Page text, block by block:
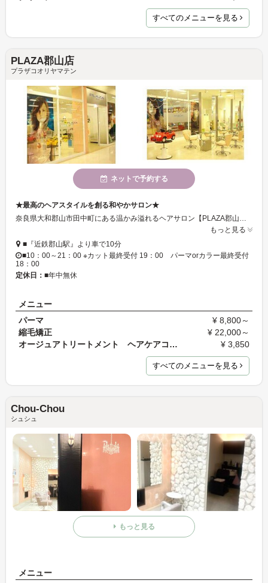
すべてのメニューを見る
PLAZA郡山店
プラザコオリヤマテン
ネットで予約する
★最高のヘアスタイルを創る和やかサロン★
もっと見る
■『近鉄郡山駅』より車で10分
■10：00～21：00 ※カット最終受付 19：00 パーマorカラー最終受付
18：00
定休日： ■年中無休
メニュー
パーマ
¥ 8,800～
縮毛矯正
¥ 22,000～
オージュアトリートメント ヘアケアコース
¥ 3,850
すべてのメニューを見る
Chou-Chou
シュシュ
もっと見る
メニュー